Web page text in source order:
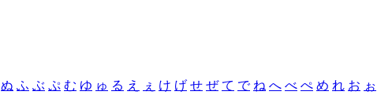
ぬ ふ ぶ ぷ む ゆ ゅ る え ぇ け げ せ ぜ て で ね へ べ ぺ め れ お ぉ